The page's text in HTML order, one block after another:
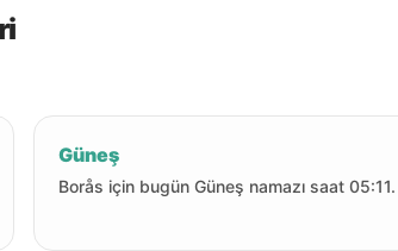
Güneş
Borås için bugün Güneş namazı saat 05:11.